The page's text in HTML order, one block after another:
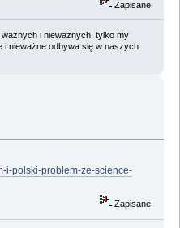
Zapisane
i nieważnych, tylko my
i nieważne odbywa się w naszych
i-polski-problem-ze-science-
Zapisane